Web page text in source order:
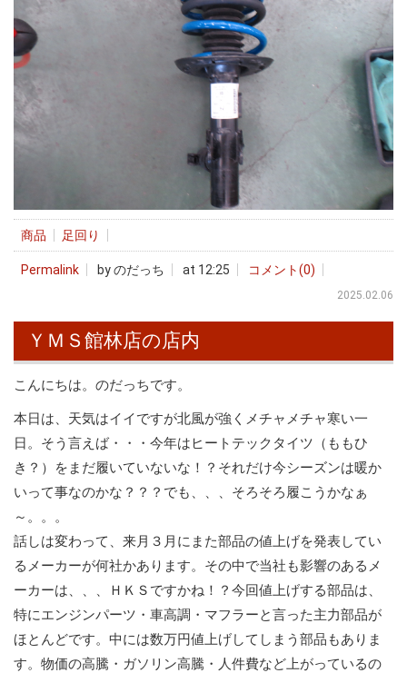
商品 足回り
Permalink by のだっち at 12:25 コメント(0)
2025.02.06
ＹＭＳ館林店の店内
こんにちは。のだっちです。
本日は、天気はイイですが北風が強くメチャメチャ寒い一
日。そう言えば・・・今年はヒートテックタイツ（ももひ
き？）をまだ履いていないな！？それだけ今シーズンは暖か
いって事なのかな？？？でも、、、そろそろ履こうかなぁ
～。。。
話しは変わって、来月３月にまた部品の値上げを発表してい
るメーカーが何社かあります。その中で当社も影響のあるメ
ーカーは、、、ＨＫＳですかね！？今回値上げする部品は、
特にエンジンパーツ・車高調・マフラーと言った主力部品が
ほとんどです。中には数万円値上げしてしまう部品もありま
す。物価の高騰・ガソリン高騰・人件費など上がっているの